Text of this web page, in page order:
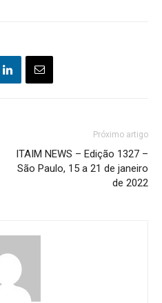
Próximo artigo
ITAIM NEWS – Edição 1327 –
São Paulo, 15 a 21 de janeiro
de 2022